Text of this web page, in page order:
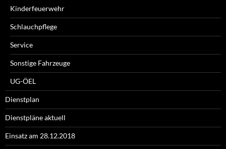
Kinderfeuerwehr
Schlauchpflege
Service
Sonstige Fahrzeuge
UG-ÖEL
Dienstplan
Dienstpläne aktuell
Einsatz am 28.12.2018